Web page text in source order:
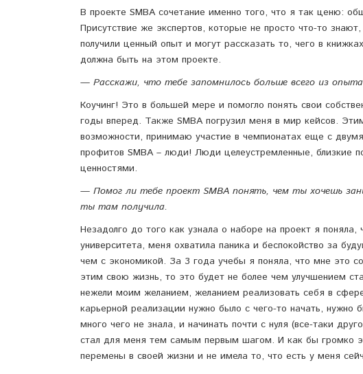
В проекте SMBA сочетание именно того, что я так ценю:
Присутствие же экспертов, которые не просто что-то
получили ценный опыт и могут рассказать то, чего в
должна быть на этом проекте.
— Расскажи, что тебе запомнилось больше всего из
Коучинг! Это в большей мере и помогло понять свои
годы вперед. Также SMBA погрузил меня в мир кейсов.
возможности, принимаю участие в чемпионатах еще с
профитов SMBA – люди! Люди целеустремленные, близкие
ценностями.
— Помог ли тебе проект SMBA понять, чем ты хочешь
ты там получила.
Незадолго до того как узнала о наборе на проект я
университета, меня охватила паника и беспокойство за
чем с экономикой. За 3 года учебы я поняла, что мне это
этим свою жизнь, то это будет не более чем улучшением
нежели моим желанием, желанием реализовать себя в
карьерной реализации нужно было с чего-то начать,
много чего не знала, и начинать почти с нуля (все-таки
стал для меня тем самым первым шагом. И как бы громко
перемены в своей жизни и не имела то, что есть у меня